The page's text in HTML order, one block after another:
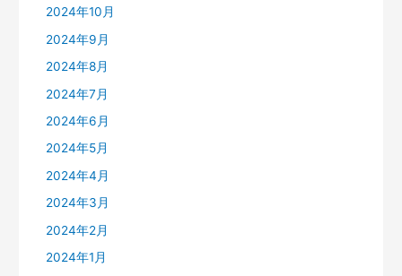
2024年10月
2024年9月
2024年8月
2024年7月
2024年6月
2024年5月
2024年4月
2024年3月
2024年2月
2024年1月